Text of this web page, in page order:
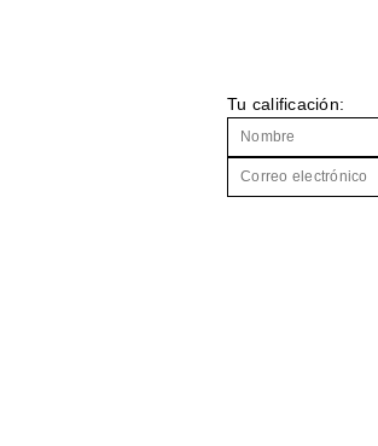
Tu calificación: